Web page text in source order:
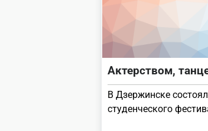
Актерством,
В Дзержинске
студенческого